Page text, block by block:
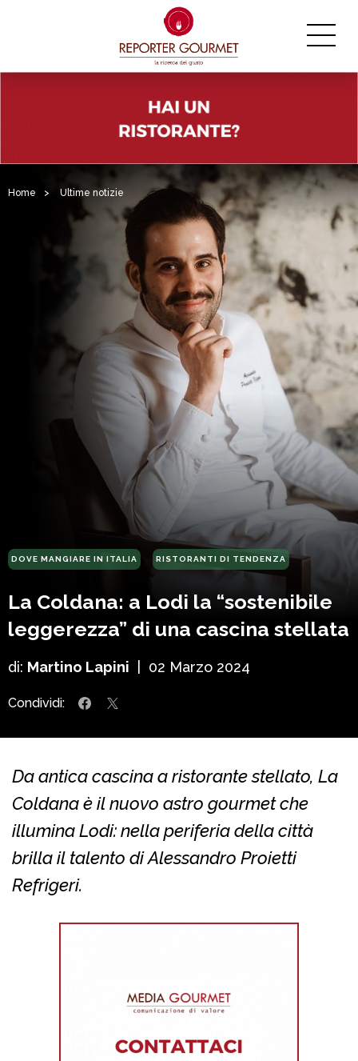
Home > Ultime notizie
DOVE MANGIARE IN ITALIA RISTORANTI DI TENDENZA
La Coldana: a Lodi la “sostenibile
leggerezza” di una cascina stellata
di: Martino Lapini 02 Marzo 2024
Condividi:
Da antica cascina a ristorante stellato, La
Coldana è il nuovo astro gourmet che
illumina Lodi: nella periferia della città
brilla il talento di Alessandro Proietti
Refrigeri.